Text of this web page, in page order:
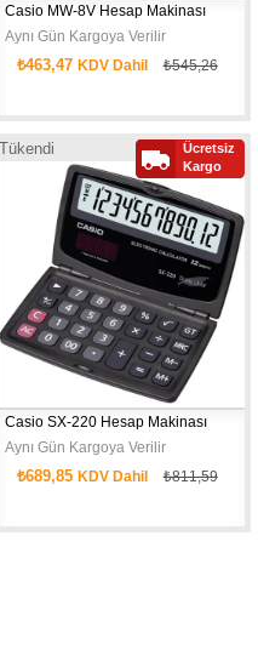
Casio MW-8V Hesap Makinası
Aynı Gün Kargoya Verilir
₺463,47 KDV Dahil ₺545,26
Tükendi
Casio SX-220 Hesap Makinası
Aynı Gün Kargoya Verilir
₺689,85 KDV Dahil ₺811,59
Ücretsiz
Kargo